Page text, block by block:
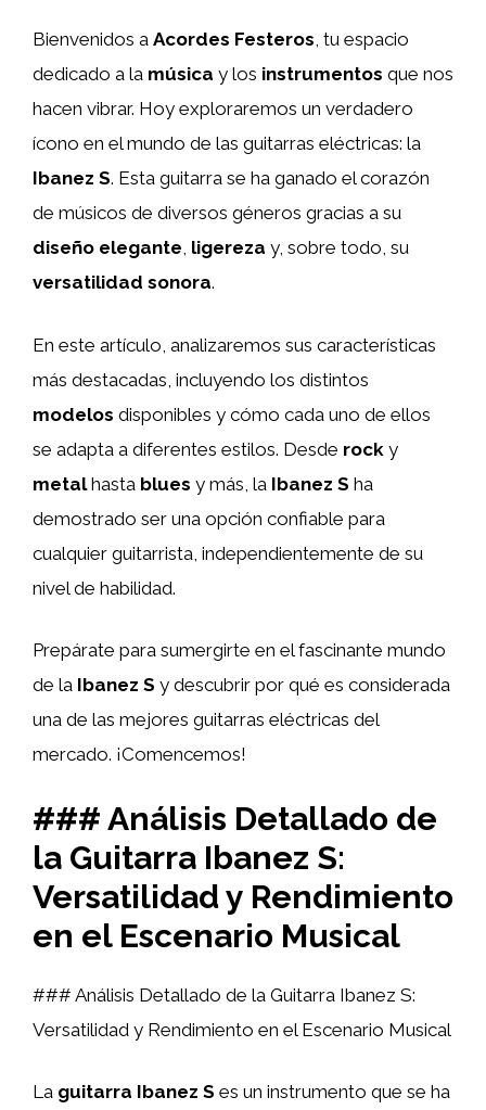
Bienvenidos a Acordes Festeros, tu espacio
dedicado a la música y los instrumentos que nos
hacen vibrar. Hoy exploraremos un verdadero
ícono en el mundo de las guitarras eléctricas: la
Ibanez S. Esta guitarra se ha ganado el corazón
de músicos de diversos géneros gracias a su
diseño elegante, ligereza y, sobre todo, su
versatilidad sonora.
En este artículo, analizaremos sus características
más destacadas, incluyendo los distintos
modelos disponibles y cómo cada uno de ellos
se adapta a diferentes estilos. Desde rock y
metalhasta blues y más, la Ibanez S ha
demostrado ser una opción confiable para
cualquier guitarrista, independientemente de su
nivel de habilidad.
Prepárate para sumergirte en el fascinante mundo
de la Ibanez S y descubrir por qué es considerada
una de las mejores guitarras eléctricas del
mercado. ¡Comencemos!
### Análisis Detallado de
la Guitarra Ibanez S:
Versatilidad y Rendimiento
en el Escenario Musical
### Análisis Detallado de la Guitarra Ibanez S:
Versatilidad y Rendimiento en el Escenario Musical
La guitarra Ibanez S es un instrumento que se ha